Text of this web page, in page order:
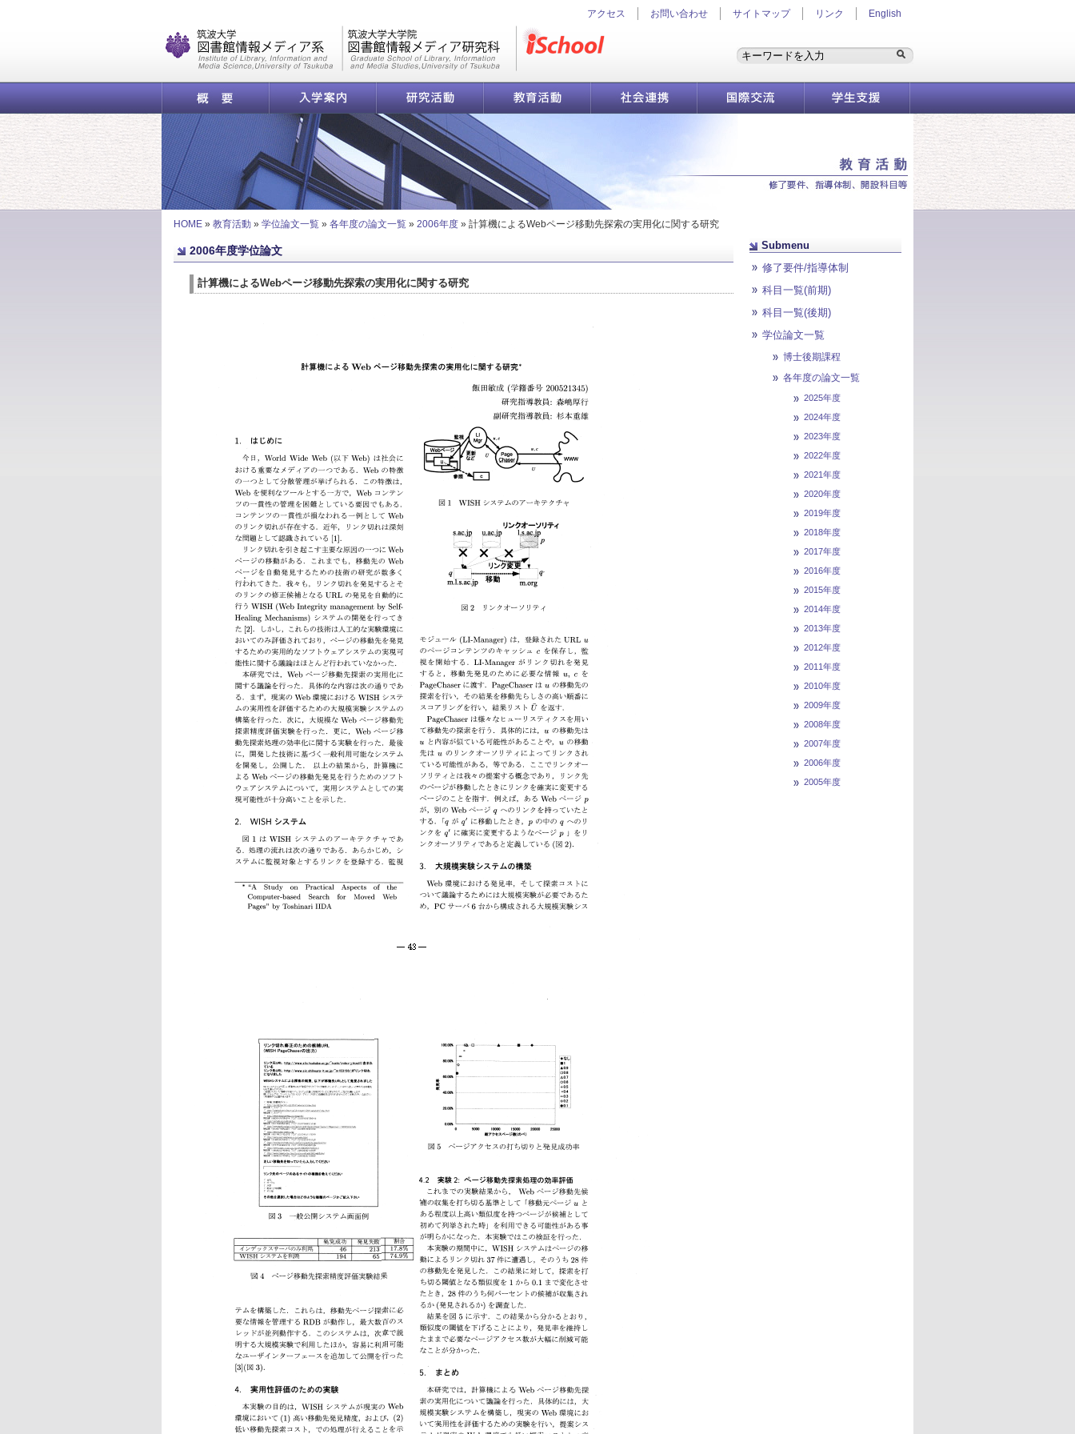
アクセス お問い合わせ サイトマップ リンク English
概要 入学案内 研究活動
計算機によるWebページ移動先探索の実用化に関する研究 | 学位論文一覧 | 筑波大学 図書館情報メディア系／図書館情報メディア研究科
HOME » 教育活動 » 学位論文一覧 » 各年度の論文一覧 » 2006年度 » 計算機によるWebページ移動先探索の実用化に関する研究
2006年度学位論文
計算機によるWebページ移動先探索の実用化に関する研究
Submenu
修了要件/指導体制
科目一覧(前期)
科目一覧(後期)
学位論文一覧
博士後期課程
各年度の論文一覧
2025年度
2024年度
2023年度
2022年度
2021年度
2020年度
2019年度
2018年度
2017年度
2016年度
2015年度
2014年度
2013年度
2012年度
2011年度
2010年度
2009年度
2008年度
2007年度
2006年度
2005年度